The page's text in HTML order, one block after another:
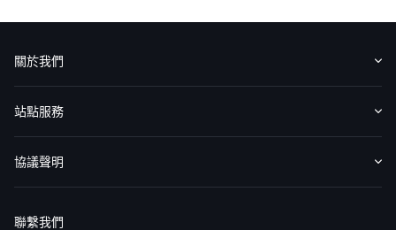
關於我們
認識華盛
媒體報導
意見反饋
站點服務
收費標準
交易工具
幫助中心
協議聲明
聯繫我們